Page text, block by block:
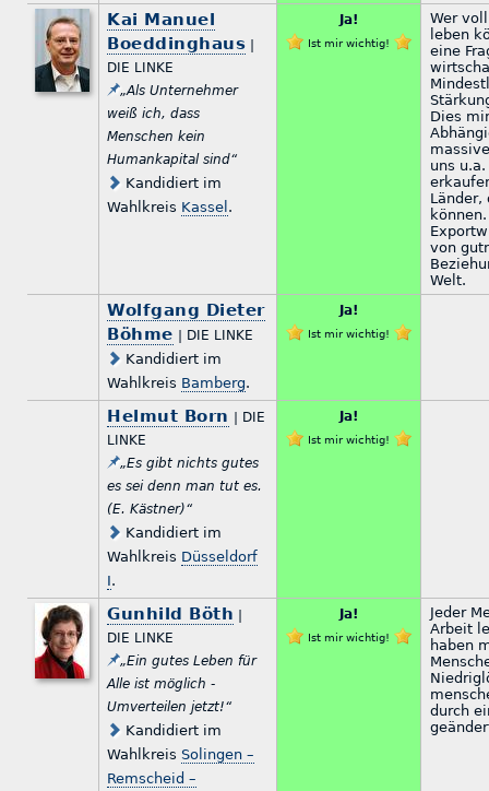
Kai Manuel
Boeddinghaus
DIE LINKE
„Als Unternehmer
weiß ich, dass
Menschen kein
Humankapital sind“
Kandidiert im
Wahlkreis Kassel .
Ja!
Ist mir wichtig!
Wer
leben
eine
Dies
uns
Länder,
von
Welt.
Wolfgang Dieter
Böhme | DIE LINKE
Kandidiert im
Wahlkreis Bamberg.
Ja!
Ist mir wichtig!
Helmut Born
| DIE
LINKE
„Es gibt nichts gutes
es sei denn man tut es.
(E. Kästner)“
Kandidiert im
Wahlkreis Düsseldorf
I.
Ja!
Ist mir wichtig!
Gunhild Böth
DIE LINKE
„Ein gutes Leben für
Alle ist möglich -
Umverteilen jetzt!“
Kandidiert im
WahlkreisSolingen –
Remscheid –
Ja!
Ist mir wichtig!
Jeder
Arbeit
haben
durch